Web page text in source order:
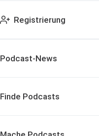
Registrierung
Podcast-News
Finde Podcasts